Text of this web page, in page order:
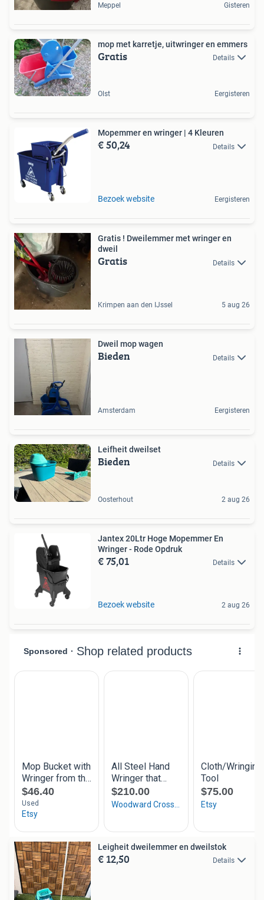
Meppel Gisteren
mop met karretje, uitwringer en emmers
Gratis Details
Olst Eergisteren
Mopemmer en wringer | 4 Kleuren
€ 50,24 Details
Bezoek website Eergisteren
Gratis ! Dweilemmer met wringer en
dweil
Gratis Details
Krimpen aan den IJssel 5 aug 26
Dweil mop wagen
Bieden Details
Amsterdam Eergisteren
Leifheit dweilset
Bieden Details
Oosterhout 2 aug 26
Jantex 20Ltr Hoge Mopemmer En
Wringer - Rode Opdruk
€ 75,01 Details
Bezoek website 2 aug 26
Leigheit dweilemmer en dweilstok
€ 12,50 Details